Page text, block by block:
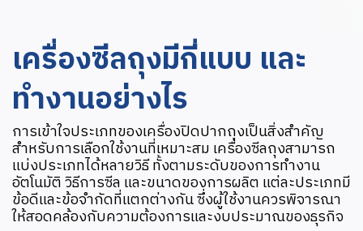
เครื่องซีลถุงมีกี่แบบ และ
ทำงานอย่างไร
การเข้าใจประเภทของเครื่องปิดปากถุงเป็นสิ่งสำคัญ
สำหรับการเลือกใช้งานที่เหมาะสม เครื่องซีลถุงสามารถ
แบ่งประเภทได้หลายวิธี ทั้งตามระดับของการทำงาน
อัตโนมัติ วิธีการซีล และขนาดของการผลิต แต่ละประเภทมี
ข้อดีและข้อจำกัดที่แตกต่างกัน ซึ่งผู้ใช้งานควรพิจารณา
ให้สอดคล้องกับความต้องการและงบประมาณของธุรกิจ